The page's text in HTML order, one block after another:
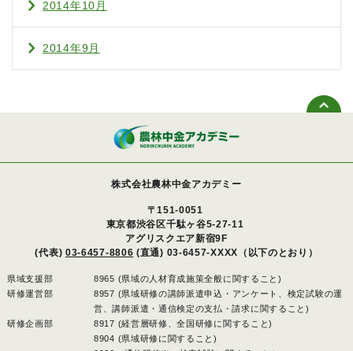
2014年10月
2014年9月
株式会社農林中金アカデミー
〒151-0051
東京都渋谷区千駄ヶ谷5-27-11
アグリスクエア新宿9F
(代表) 03-6457-8806 (直通) 03-6457-XXXX（以下のとおり）
県域支援部
8965 (県域の人材育成施策全般に関すること)
研修運営部
8957 (県域研修の講師派遣申込・アンケート、検定試験の運
営、講師派遣・通信検定の支払・請求に関すること)
研修企画部
8917 (経営層研修、全国研修に関すること)
8904 (県域研修に関すること)